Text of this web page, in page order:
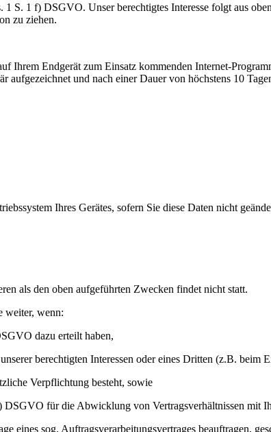
S. 1 f) DSGVO. Unser berechtigtes Interesse folgt aus
zu ziehen.
Ihrem Endgerät zum Einsatz kommenden Internet-
aufgezeichnet und nach einer Dauer von höchstens 10
Ihres Gerätes, sofern Sie diese Daten nicht
als den oben aufgeführten Zwecken findet nicht statt.
weiter, wenn:
dazu erteilt haben,
berechtigten Interessen oder eines Dritten (z.B. beim
Verpflichtung besteht, sowie
DSGVO für die Abwicklung von Vertragsverhältnissen mit
eines sog. Auftragsverarbeitungsvertrages beauftragen,